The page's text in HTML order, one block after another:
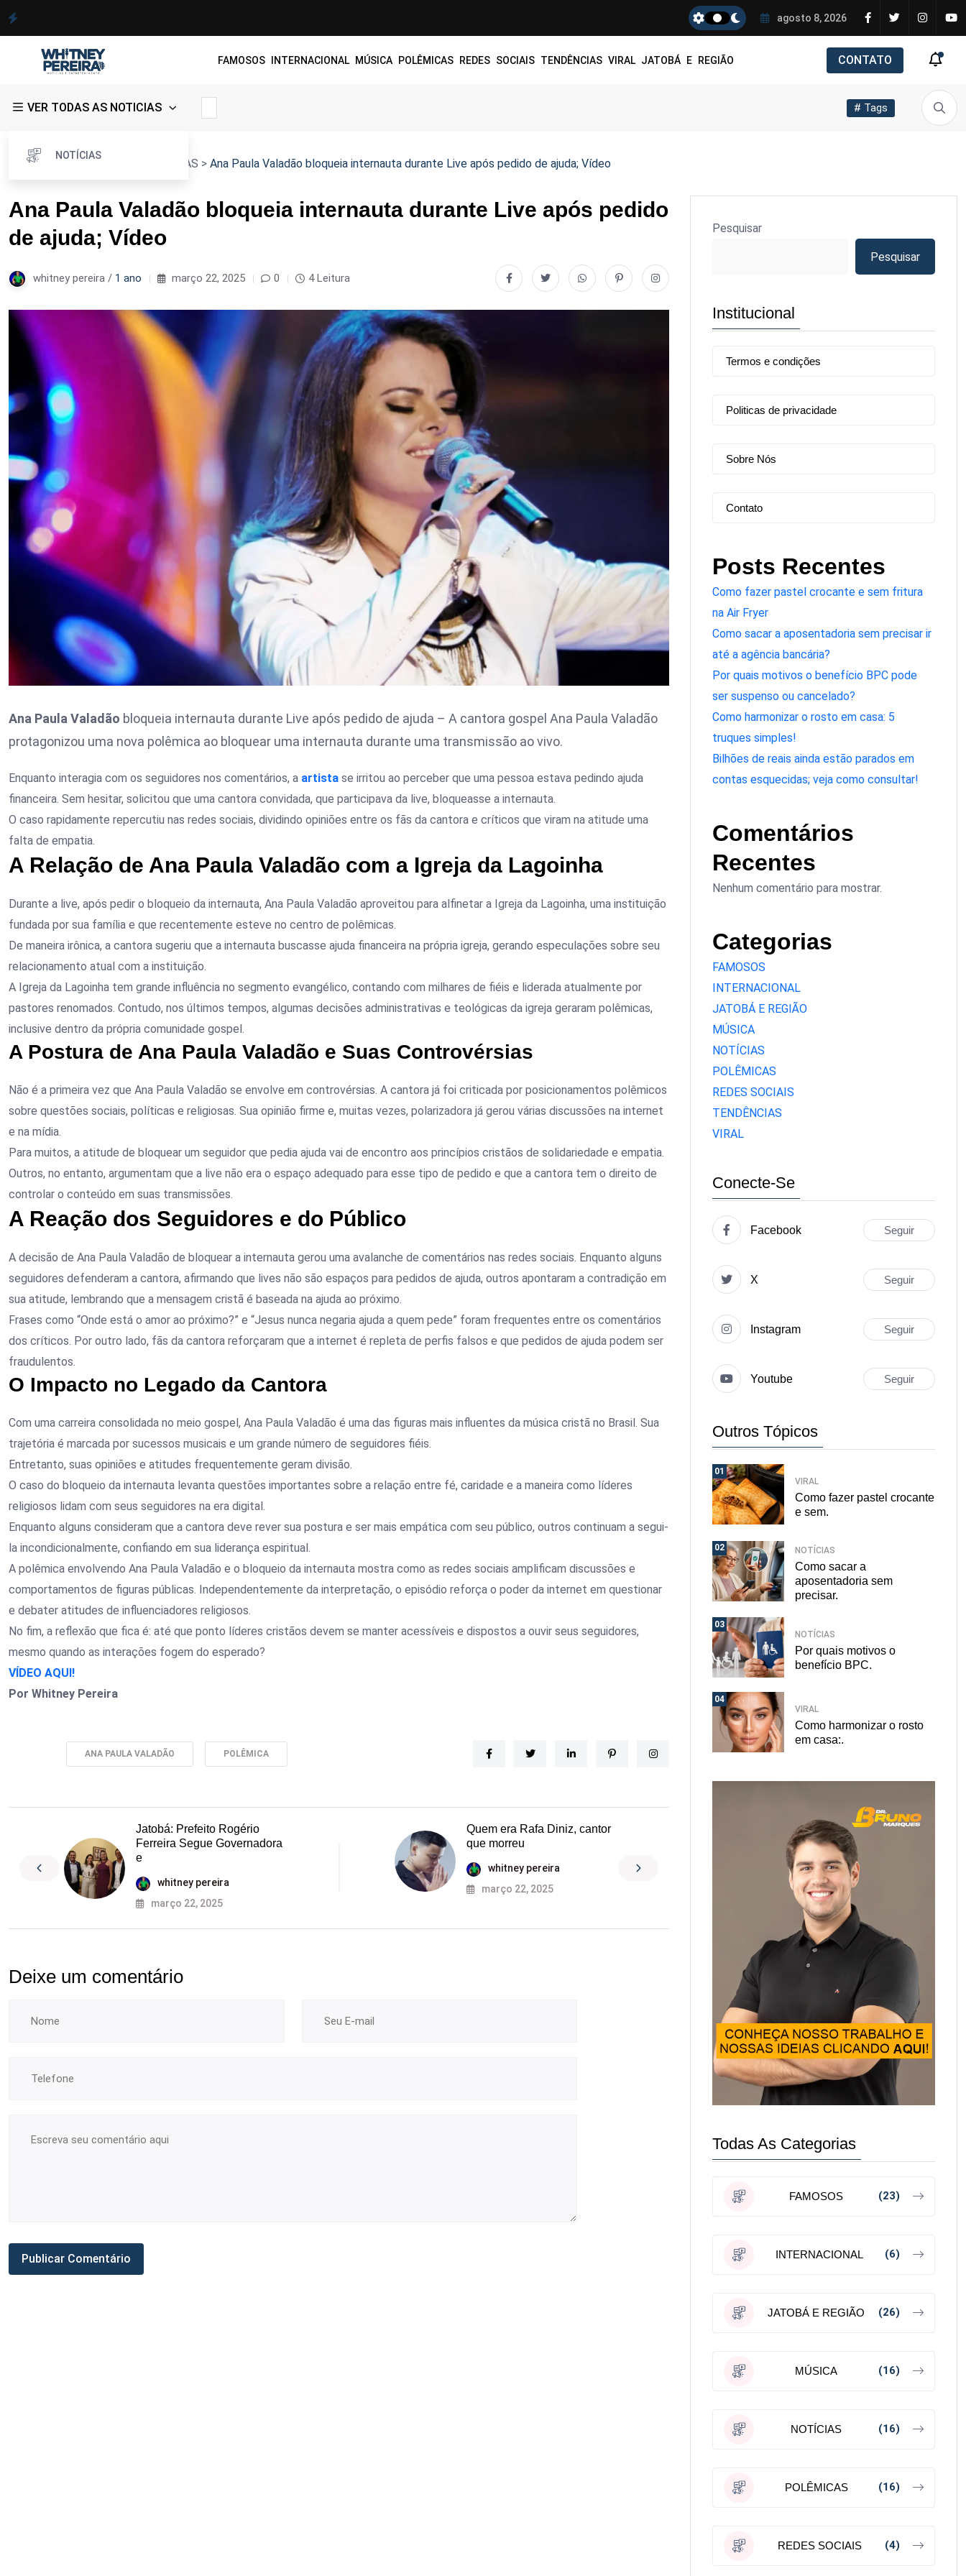
agosto 8, 2026
FAMOSOS INTERNACIONAL MÚSICA POLÊMICAS REDES SOCIAIS TENDÊNCIAS VIRAL JATOBÁ E REGIÃO CONTATO
VER TODAS AS NOTICIAS
NOTÍCIAS
# Tags
Whitney Pereira POLÊMICAS > Ana Paula Valadão bloqueia internauta durante Live após pedido de ajuda; Vídeo
Ana Paula Valadão bloqueia internauta durante Live após pedido
de ajuda; Vídeo
whitney pereira / 1 ano março 22, 2025 0 4 Leitura
Ana Paula Valadão bloqueia internauta durante Live após pedido de ajuda – A cantora gospel Ana Paula Valadão
protagonizou uma nova polêmica ao bloquear uma internauta durante uma transmissão ao vivo.
Enquanto interagia com os seguidores nos comentários, a artista se irritou ao perceber que uma pessoa estava pedindo ajuda
financeira. Sem hesitar, solicitou que uma cantora convidada, que participava da live, bloqueasse a internauta.
O caso rapidamente repercutiu nas redes sociais, dividindo opiniões entre os fãs da cantora e críticos que viram na atitude uma
falta de empatia.
A Relação de Ana Paula Valadão com a Igreja da Lagoinha
Durante a live, após pedir o bloqueio da internauta, Ana Paula Valadão aproveitou para alfinetar a Igreja da Lagoinha, uma instituição
fundada por sua família e que recentemente esteve no centro de polêmicas.
De maneira irônica, a cantora sugeriu que a internauta buscasse ajuda financeira na própria igreja, gerando especulações sobre seu
relacionamento atual com a instituição.
A Igreja da Lagoinha tem grande influência no segmento evangélico, contando com milhares de fiéis e liderada atualmente por
pastores renomados. Contudo, nos últimos tempos, algumas decisões administrativas e teológicas da igreja geraram polêmicas,
inclusive dentro da própria comunidade gospel.
A Postura de Ana Paula Valadão e Suas Controvérsias
Não é a primeira vez que Ana Paula Valadão se envolve em controvérsias. A cantora já foi criticada por posicionamentos polêmicos
sobre questões sociais, políticas e religiosas. Sua opinião firme e, muitas vezes, polarizadora já gerou várias discussões na internet
e na mídia.
Para muitos, a atitude de bloquear um seguidor que pedia ajuda vai de encontro aos princípios cristãos de solidariedade e empatia.
Outros, no entanto, argumentam que a live não era o espaço adequado para esse tipo de pedido e que a cantora tem o direito de
controlar o conteúdo em suas transmissões.
A Reação dos Seguidores e do Público
A decisão de Ana Paula Valadão de bloquear a internauta gerou uma avalanche de comentários nas redes sociais. Enquanto alguns
seguidores defenderam a cantora, afirmando que lives não são espaços para pedidos de ajuda, outros apontaram a contradição em
sua atitude, lembrando que a mensagem cristã é baseada na ajuda ao próximo.
Frases como “Onde está o amor ao próximo?” e “Jesus nunca negaria ajuda a quem pede” foram frequentes entre os comentários
dos críticos. Por outro lado, fãs da cantora reforçaram que a internet é repleta de perfis falsos e que pedidos de ajuda podem ser
fraudulentos.
O Impacto no Legado da Cantora
Com uma carreira consolidada no meio gospel, Ana Paula Valadão é uma das figuras mais influentes da música cristã no Brasil. Sua
trajetória é marcada por sucessos musicais e um grande número de seguidores fiéis.
Entretanto, suas opiniões e atitudes frequentemente geram divisão.
O caso do bloqueio da internauta levanta questões importantes sobre a relação entre fé, caridade e a maneira como líderes
religiosos lidam com seus seguidores na era digital.
Enquanto alguns consideram que a cantora deve rever sua postura e ser mais empática com seu público, outros continuam a segui-
la incondicionalmente, confiando em sua liderança espiritual.
A polêmica envolvendo Ana Paula Valadão e o bloqueio da internauta mostra como as redes sociais amplificam discussões e
comportamentos de figuras públicas. Independentemente da interpretação, o episódio reforça o poder da internet em questionar
e debater atitudes de influenciadores religiosos.
No fim, a reflexão que fica é: até que ponto líderes cristãos devem se manter acessíveis e dispostos a ouvir seus seguidores,
mesmo quando as interações fogem do esperado?
VÍDEO AQUI!
Por Whitney Pereira
ANA PAULA VALADÃO POLÊMICA
Jatobá: Prefeito Rogério
Ferreira Segue Governadora
e
whitney pereira
março 22, 2025
Quem era Rafa Diniz, cantor
que morreu
whitney pereira
março 22, 2025
Deixe um comentário
Pesquisar
Pesquisar
Institucional
Termos e condições
Politicas de privacidade
Sobre Nós
Contato
Posts Recentes
Como fazer pastel crocante e sem fritura
na Air Fryer
Como sacar a aposentadoria sem precisar ir
até a agência bancária?
Por quais motivos o benefício BPC pode
ser suspenso ou cancelado?
Como harmonizar o rosto em casa: 5
truques simples!
Bilhões de reais ainda estão parados em
contas esquecidas; veja como consultar!
Comentários
Recentes
Nenhum comentário para mostrar.
Categorias
FAMOSOS
INTERNACIONAL
JATOBÁ E REGIÃO
MÚSICA
NOTÍCIAS
POLÊMICAS
REDES SOCIAIS
TENDÊNCIAS
VIRAL
Conecte-Se
Facebook Seguir
X Seguir
Instagram Seguir
Youtube Seguir
Outros Tópicos
01
VIRAL
Como fazer pastel crocante
e sem.
02 NOTÍCIAS
Como sacar a
aposentadoria sem
precisar.
03
NOTÍCIAS
Por quais motivos o
benefício BPC.
04
VIRAL
Como harmonizar o rosto
em casa:.
Todas As Categorias
FAMOSOS (23)
INTERNACIONAL (6)
JATOBÁ E REGIÃO (26)
MÚSICA (16)
NOTÍCIAS (16)
POLÊMICAS (16)
REDES SOCIAIS (4)